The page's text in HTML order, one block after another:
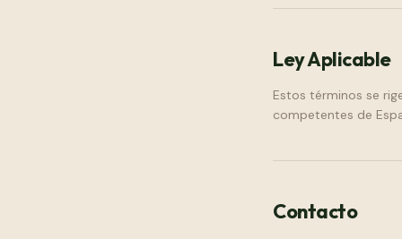
Ley Aplicable
Estos términos se
competentes de
Contacto